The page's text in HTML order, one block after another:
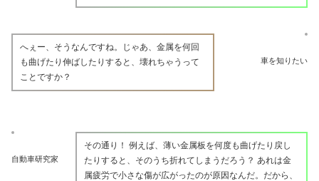
車を知りたい
へぇー、そうなんですね。じゃあ、金属を何回
も曲げたり伸ばしたりすると、壊れちゃうって
ことですか？
自動車研究家
その通り！ 例えば、薄い金属板を何度も曲げたり戻し
たりすると、そのうち折れてしまうだろう？ あれは金
属疲労で小さな傷が広がったのが原因なんだ。だから、